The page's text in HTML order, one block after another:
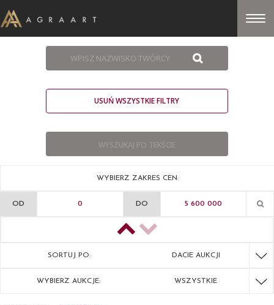
USUŃ WSZYSTKIE FILTRY
WYBIERZ ZAKRES CEN:
OD DO
SORTUJ PO: DACIE AUKCJI
WYBIERZ AUKCJE: WSZYSTKIE